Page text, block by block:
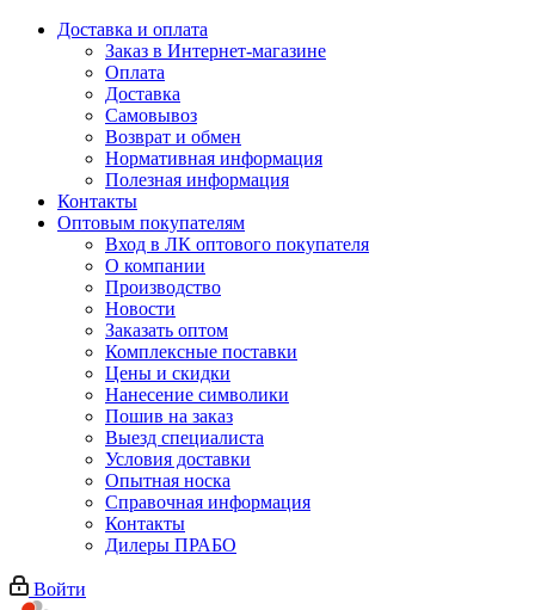
Доставка и оплата
Заказ в Интернет-магазине
Оплата
Доставка
Самовывоз
Возврат и обмен
Нормативная информация
Полезная информация
Контакты
Оптовым покупателям
Вход в ЛК оптового покупателя
О компании
Производство
Новости
Заказать оптом
Комплексные поставки
Цены и скидки
Нанесение символики
Пошив на заказ
Выезд специалиста
Условия доставки
Опытная носка
Справочная информация
Контакты
Дилеры ПРАБО
Войти